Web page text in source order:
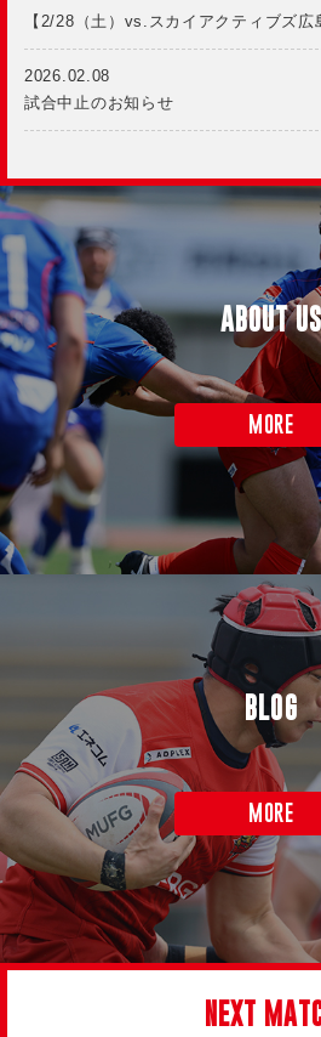
【2/28（土）vs.スカイアクティブズ広
2026.02.08
試合中止のお知らせ
ABOUT
MORE
BLOG
MORE
NEXT